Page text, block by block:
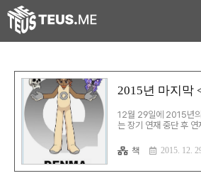
2015년 마지막
12월 29일에 2015년
는 장기 연재 중단 후 연
봤다. 1. 1년 만의 연재
'14.7.29에 연재됐고,
특이한 점이 하나 있
책 2015. 12.